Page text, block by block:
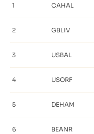
1 CAHAL
2 GBLIV
3 USBAL
4 USORF
5 DEHAM
6 BEANR